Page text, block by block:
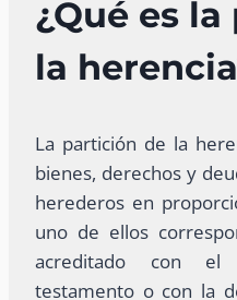
¿Qué es
la
La partición de la
bienes, derechos y
herederos en
uno de ellos
acreditado con
testamento o con la